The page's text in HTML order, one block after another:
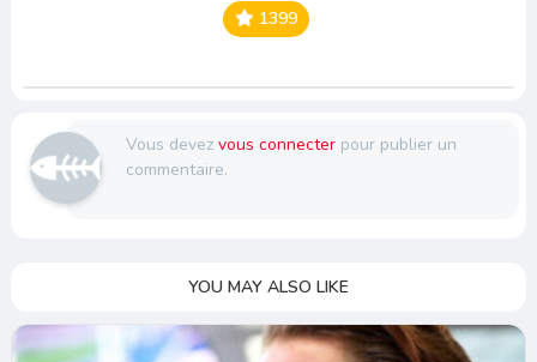
1399
Vous devez vous connecterpour publier un
commentaire.
YOU MAY ALSO LIKE